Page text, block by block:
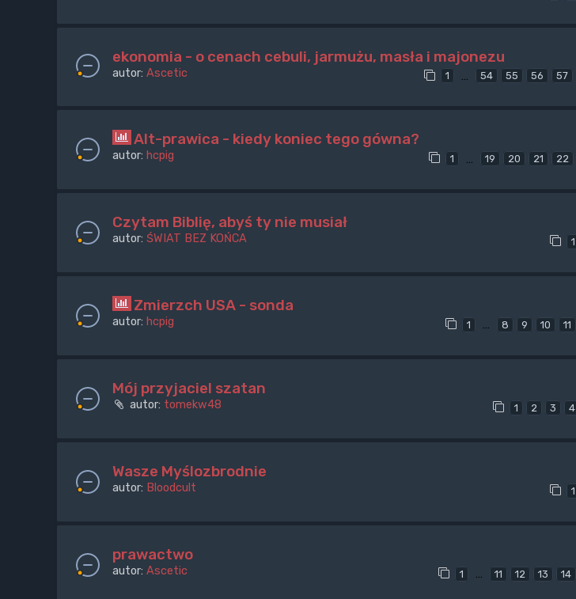
ekonomia - o cenach cebuli, jarmużu, masła i majonezu
autor: Ascetic 1 … 54 55 56 57
Alt-prawica - kiedy koniec tego gówna?
autor: hcpig 1 … 19 20 21 22
Czytam Biblię, abyś ty nie musiał
autor: ŚWIAT BEZ KOŃCA 1
Zmierzch USA - sonda
autor: hcpig 1 … 8 9 10 11
Mój przyjaciel szatan
autor: tomekw48 1 2 3 4
Wasze Myślozbrodnie
autor: Bloodcult 1
prawactwo
autor: Ascetic 1 … 11 12 13 14